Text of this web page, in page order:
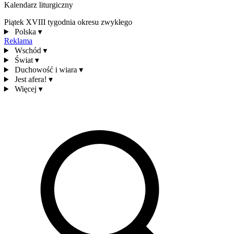
Kalendarz liturgiczny
Piątek XVIII tygodnia okresu zwykłego
Polska ▾
Reklama
Wschód ▾
Świat ▾
Duchowość i wiara ▾
Jest afera! ▾
Więcej ▾